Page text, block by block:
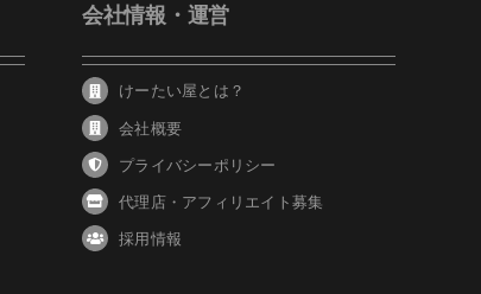
会社情報・運営
けーたい屋とは？
会社概要
プライバシーポリシー
代理店・アフィリエイト募集
採用情報